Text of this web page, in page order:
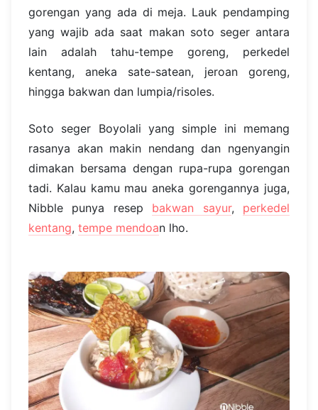
gorengan yang ada di meja. Lauk pendamping
yang wajib ada saat makan soto seger antara
lain adalah tahu-tempe goreng, perkedel
kentang, aneka sate-satean, jeroan goreng,
hingga bakwan dan lumpia/risoles.
Soto seger Boyolali yang simple ini memang
rasanya akan makin nendang dan ngenyangin
dimakan bersama dengan rupa-rupa gorengan
tadi. Kalau kamu mau aneka gorengannya juga,
Nibble punya resep bakwan sayur, perkedel
kentang, tempe mendoan lho.